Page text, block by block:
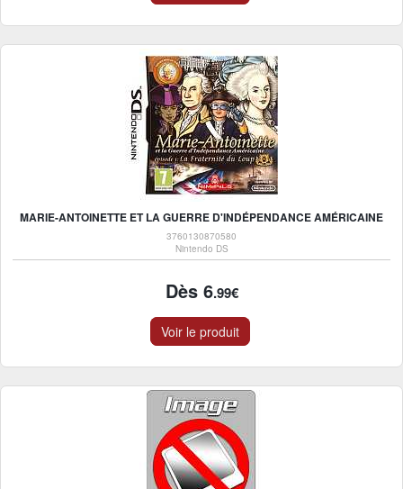
MARIE-ANTOINETTE ET LA GUERRE D'INDÉPENDANCE AMÉRICAINE
3760130870580
Nintendo DS
Dès 6.99€
Voir le produit